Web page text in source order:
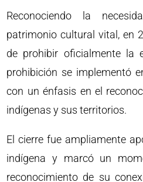
Reconociendo la
patrimonio cultural vital, en
de prohibir oficialmente la
prohibición se implementó
con un énfasis en el
indígenas y sus territorios.
El cierre fue ampliamente
indígena y marcó un
reconocimiento de su